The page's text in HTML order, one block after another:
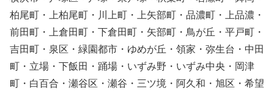
柏尾町・上柏尾町・川上町・上矢部町・品濃町・上品濃・
前田町・上倉田町・下倉田町・矢部町・鳥が丘・平戸町・
吉田町・泉区・緑園都市・ゆめが丘・領家・弥生台・中田
町・立場・下飯田・踊場・いずみ野・いずみ中央・岡津
町・白百合・瀬谷区・瀬谷・三ツ境・阿久和・旭区・希望